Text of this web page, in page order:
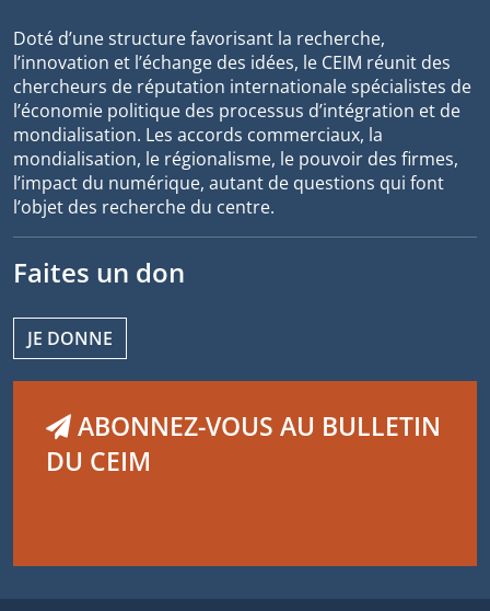
Doté d’une structure favorisant la recherche,
l’innovation et l’échange des idées, le CEIM réunit des
chercheurs de réputation internationale spécialistes de
l’économie politique des processus d’intégration et de
mondialisation. Les accords commerciaux, la
mondialisation, le régionalisme, le pouvoir des firmes,
l’impact du numérique, autant de questions qui font
l’objet des recherche du centre.
Faites un don
JE DONNE
ABONNEZ-VOUS AU BULLETIN
DU CEIM